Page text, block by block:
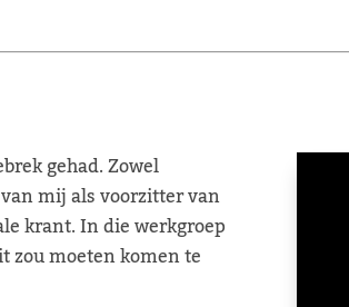
gehad. Zowel
mij als voorzitter van
krant. In die werkgroep
zou moeten komen te